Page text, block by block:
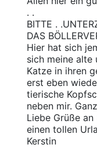
. .
BITTE .
DAS
Hier hat sich
sich meine alte
Katze in ihren
erst eben
tierische
neben mir.
Liebe Grüße
einen tollen
Kerstin